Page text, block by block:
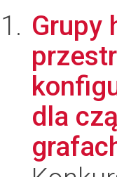
Grupy
dla